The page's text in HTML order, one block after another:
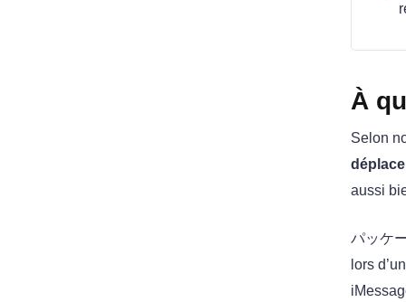
À
Selon
aussi
パッケ
lors